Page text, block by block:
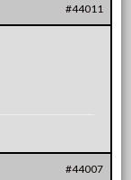
#44011
#44007